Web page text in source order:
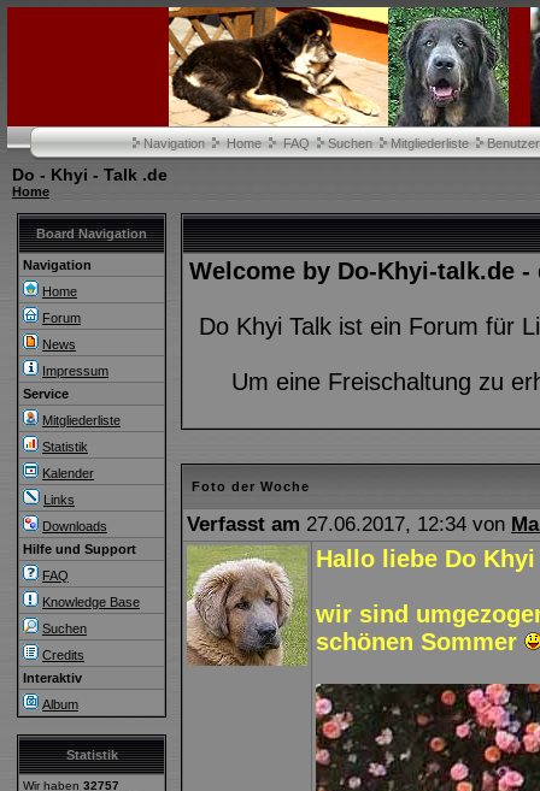
Navigation Home FAQ Suchen Mitgliederliste
Do - Khyi - Talk .de
Home
Board Navigation
Navigation
Home
Forum
News
Impressum
Service
Mitgliederliste
Statistik
Kalender
Links
Downloads
Hilfe und Support
FAQ
Knowledge Base
Suchen
Credits
Interaktiv
Album
Statistik
Wir haben 32757
Welcome by Do-Khyi-talk.de
Do Khyi Talk ist ein Forum für
Um eine Freischaltung zu
Foto der Woche
Verfasst am 27.06.2017, 12:34 von
Hallo liebe Do
wir sind
schönen Sommer